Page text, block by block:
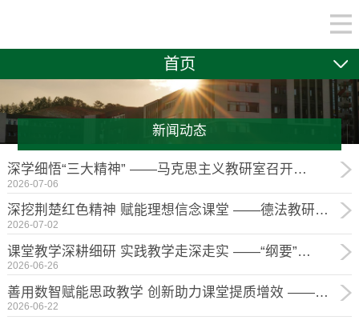
首页
新闻动态
深学细悟“三大精神” ——马克思主义教研室召开…
2026-07-06
深挖荆楚红色精神 赋能理想信念课堂 ——德法教研…
2026-07-02
课堂教学深耕细研 实践教学走深走实 ——“纲要”…
2026-06-26
善用数智赋能思政教学 创新助力课堂提质增效 ——…
2026-06-22